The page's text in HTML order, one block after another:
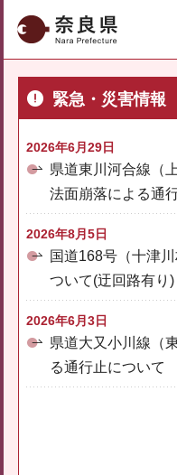
奈良県
緊急・災害情報
2026年6月29日
県道東川河合線（
法面崩落による通
2026年8月5日
国道168号（十津
ついて(迂回路有り)
2026年6月3日
県道大又小川線（
る通行止について